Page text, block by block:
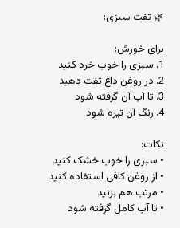
🌿 تفت سبزی:
برای خورش:
1. سبزی را خوب خرد کنید
2. در روغن داغ تفت دهید
3. تا آب آن گرفته شود
4. رنگ آن تیره شود
نکات:
• سبزی را خوب خشک کنید
• از روغن کافی استفاده کنید
• مرتب هم بزنید
• تا آب کامل گرفته شود